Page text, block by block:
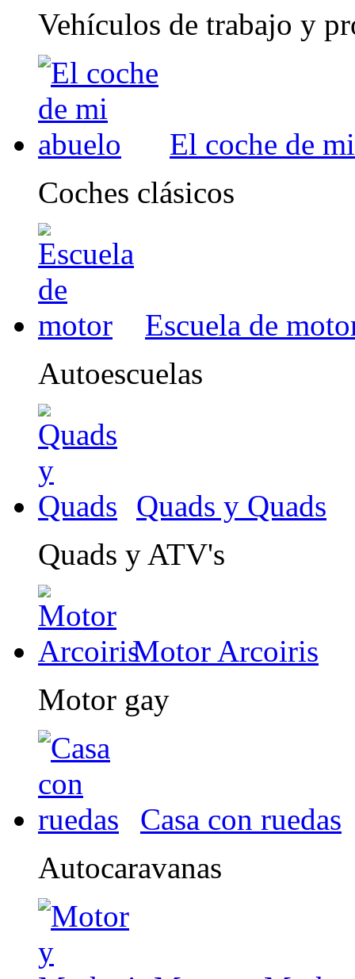
Vehículos de trabajo y
El coche de
Coches clásicos
Escuela de
Autoescuelas
Quads y Quads
Quads y ATV's
Motor Arcoiris
Motor gay
Casa con ruedas
Autocaravanas